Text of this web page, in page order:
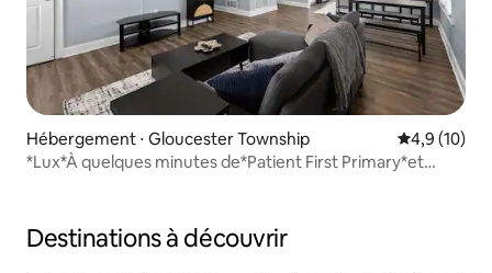
Hébergement ⋅ Gloucester Township Évaluation
4,9 (10)
*Lux*À quelques minutes de*Patient First Primary*et
Destinations à découvrir